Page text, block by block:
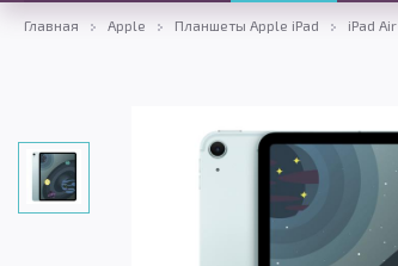
Главная Apple Планшеты Apple iPad iPad